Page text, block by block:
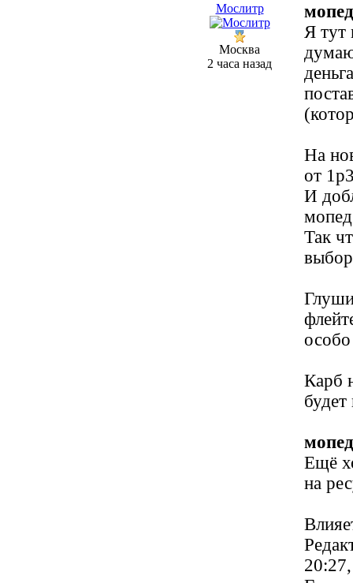
Мослитр
Москва
2 часа назад
Я тут
На
от
И
Так
Карб
Ещё
на